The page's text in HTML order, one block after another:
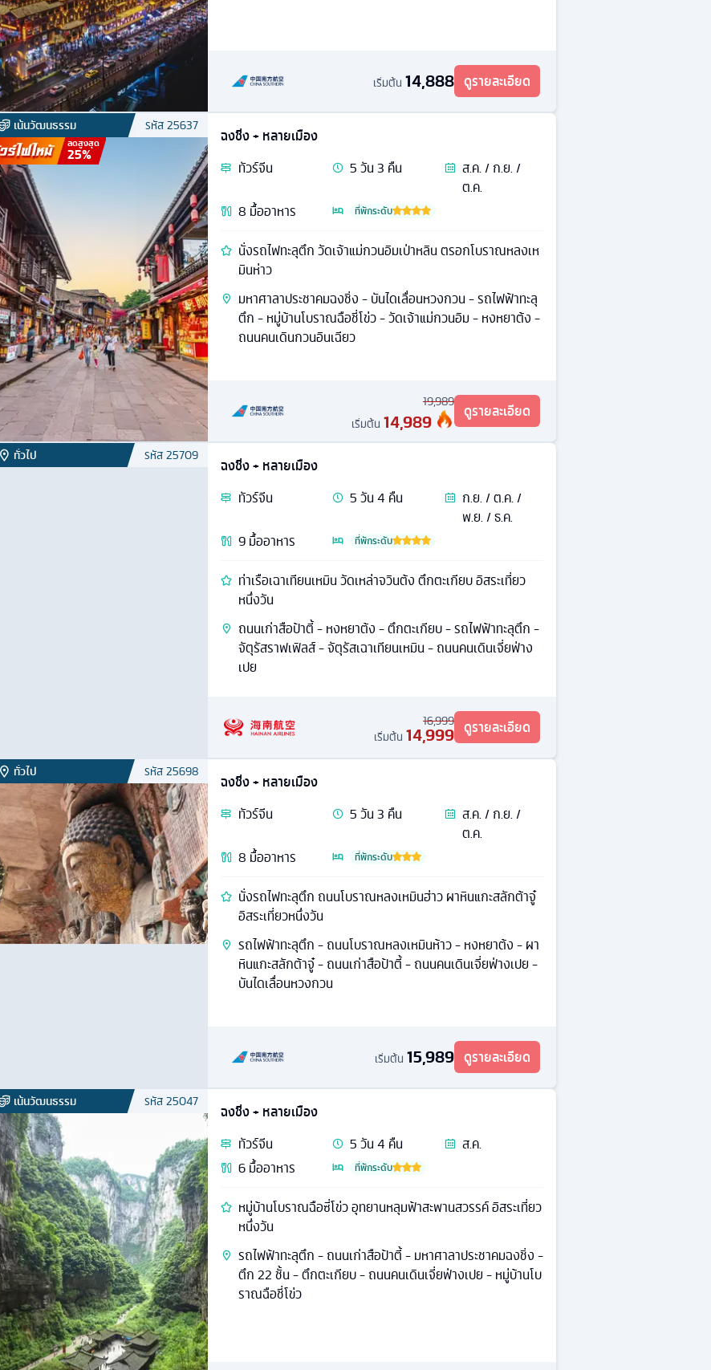
เริ่มต้น 14,888 ดูรายละเอียด
เน้นวัฒนธรรม รหัส25637
ลดสูงสุด
25%
ฉงชิ่ง + หลายเมือง
ทัวร์จีน 5วัน3 คืน
ส.ค. / ก.ย. /
ต.ค.
8 มื้ออาหาร ที่พักระดับ
นั่งรถไฟทะลุตึก วัดเจ้าแม่กวนอิมเป่าหลิน ตรอกโบราณหลงเห
มินห่าว
มหาศาลาประชาคมฉงชิ่ง - บันไดเลื่อนหวงกวน - รถไฟฟ้าทะลุ
ตึก - หมู่บ้านโบราณฉือชี่โข่ว - วัดเจ้าแม่กวนอิม - หงหยาต้ง -
ถนนคนเดินกวนอินเฉียว
19,989
เริ่มต้น 14,989 ดูรายละเอียด
ทั่วไป รหัส25709
ฉงชิ่ง + หลายเมือง
ทัวร์จีน 5วัน4 คืน
ก.ย. / ต.ค. /
พ.ย. / ธ.ค.
9มื้ออาหาร ที่พักระดับ
ท่าเรือเฉาเทียนเหมิน วัดเหล่าจวินต้ง ตึกตะเกียบ อิสระเที่ยว
หนึ่งวัน
ถนนเก่าสือป้าตี้ - หงหยาต้ง - ตึกตะเกียบ - รถไฟฟ้าทะลุตึก -
จัตุรัสราฟเฟิลส์ - จัตุรัสเฉาเทียนเหมิน - ถนนคนเดินเจี่ยฟ่าง
เปย
16,999
เริ่มต้น 14,999 ดูรายละเอียด
ทั่วไป รหัส25698
ฉงชิ่ง + หลายเมือง
ทัวร์จีน 5วัน3 คืน
ส.ค. / ก.ย. /
ต.ค.
8 มื้ออาหาร ที่พักระดับ
นั่งรถไฟทะลุตึก ถนนโบราณหลงเหมินฮ่าว ผาหินแกะสลักต้าจู๋
อิสระเที่ยวหนึ่งวัน
รถไฟฟ้าทะลุตึก - ถนนโบราณหลงเหมินห้าว - หงหยาต้ง - ผา
หินแกะสลักต้าจู๋ - ถนนเก่าสือป้าตี้ - ถนนคนเดินเจี่ยฟ่างเปย -
บันไดเลื่อนหวงกวน
เริ่มต้น 15,989 ดูรายละเอียด
เน้นวัฒนธรรม รหัส25047
ฉงชิ่ง + หลายเมือง
ทัวร์จีน 5วัน4 คืน
ส.ค.
6มื้ออาหาร ที่พักระดับ
หมู่บ้านโบราณฉือซี่โข่ว อุทยานหลุมฟ้าสะพานสวรรค์ อิสระเที่ยว
หนึ่งวัน
รถไฟฟ้าทะลุตึก - ถนนเก่าสือป้าตี้ - มหาศาลาประชาคมฉงชิ่ง -
ตึก 22 ชั้น - ตึกตะเกียบ - ถนนคนเดินเจี่ยฟ่างเปย - หมู่บ้านโบ
ราณฉือชี่โข่ว